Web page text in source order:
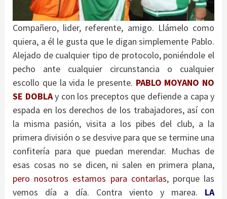
Compañero, lider, referente, amigo. Llámelo como
quiera, a él le gusta que le digan simplemente Pablo.
Alejado de cualquier tipo de protocolo, poniéndole el
pecho ante cualquier circunstancia o cualquier
escollo que la vida le presente. PABLO MOYANO NO
SE DOBLAy con los preceptos que defiende a capa y
espada en los derechos de los trabajadores, así con
la misma pasión, visita a los pibes del club, a la
primera división o se desvive para que se termine una
confitería para que puedan merendar. Muchas de
esas cosas no se dicen, ni salen en primera plana,
pero nosotros estamos para contarlas, porque las
vemos día a día. Contra viento y marea. LA